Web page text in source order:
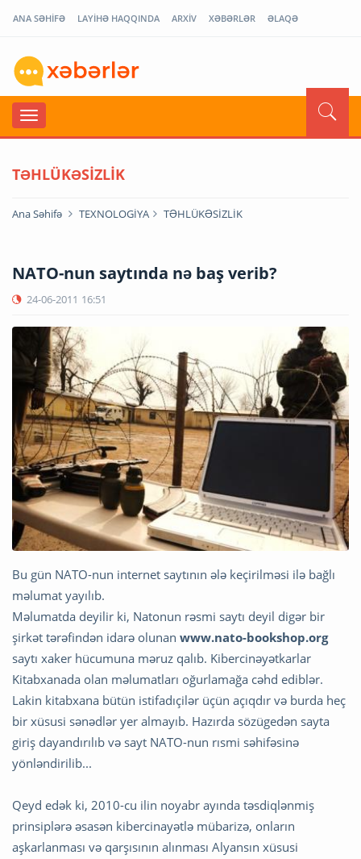
ANA SƏHİFƏ LAYİHƏ HAQQINDA ARXİV XƏBƏRLƏR ƏLAQƏ
TƏHLÜKƏSİZLİK
Ana Səhifə TEXNOLOGİYA TƏHLÜKƏSİZLİK
NATO-nun saytında nə baş verib?
24-06-2011 16:51
Bu gün NATO-nun internet saytının ələ keçirilməsi ilə bağlı
məlumat yayılıb.
Məlumatda deyilir ki, Natonun rəsmi saytı deyil digər bir
şirkət tərəfindən idarə olunan www.nato-bookshop.org
saytı xaker hücumuna məruz qalıb. Kibercinəyətkarlar
Kitabxanada olan məlumatları oğurlamağa cəhd ediblər.
Lakin kitabxana bütün istifadıçilər üçün açıqdır və burda heç
bir xüsusi sənədlər yer almayıb. Hazırda sözügedən sayta
giriş dayandırılıb və sayt NATO-nun rısmi səhifəsinə
yönləndirilib...
Qeyd edək ki, 2010-cu ilin noyabr ayında təsdiqlənmiş
prinsiplərə əsasən kibercinayətlə mübarizə, onların
aşkarlanması və qarşısının alınması Alyansın xüsusi